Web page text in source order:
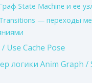
State Machine и ее
— переходы
/ Use Cache Pose
логики Anim Graph /